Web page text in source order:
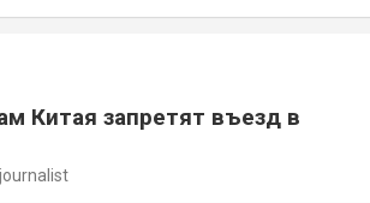
Китая запретят въезд в
journalist